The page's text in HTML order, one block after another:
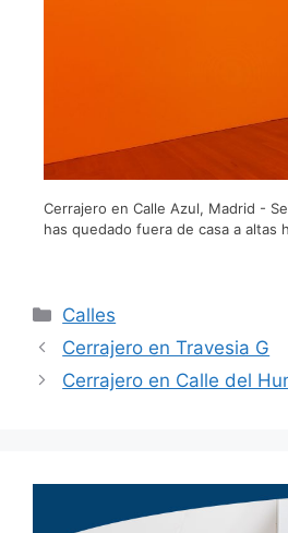
Cerrajero en Calle Azul, Madrid -
has quedado fuera de casa a altas
Calles
Cerrajero en Travesia G
Cerrajero en Calle del